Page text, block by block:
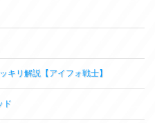
キリ解説【アイフォ戦士】
ド